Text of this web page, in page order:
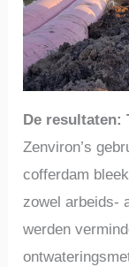
De resultaten:
Zenviron’s
cofferdam
zowel arbeids-
werden